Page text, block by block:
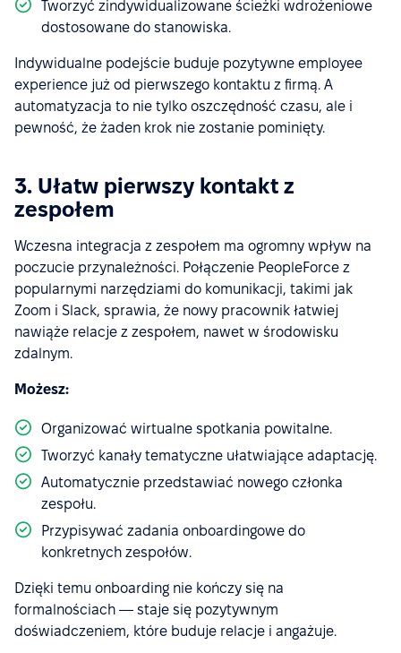
Tworzyć zindywidualizowane ścieżki wdrożeniowe
dostosowane do stanowiska.
Indywidualne podejście buduje pozytywne employee
experience już od pierwszego kontaktu z firmą. A
automatyzacja to nie tylko oszczędność czasu, ale i
pewność, że żaden krok nie zostanie pominięty.
3. Ułatw pierwszy kontakt z
zespołem
Wczesna integracja z zespołem ma ogromny wpływ na
poczucie przynależności. Połączenie PeopleForce z
popularnymi narzędziami do komunikacji, takimi jak
Zoom i Slack, sprawia, że nowy pracownik łatwiej
nawiąże relacje z zespołem, nawet w środowisku
zdalnym.
Możesz:
Organizować wirtualne spotkania powitalne.
Tworzyć kanały tematyczne ułatwiające adaptację.
Automatycznie przedstawiać nowego członka
zespołu.
Przypisywać zadania onboardingowe do
konkretnych zespołów.
Dzięki temu onboarding nie kończy się na
formalnościach — staje się pozytywnym
doświadczeniem, które buduje relacje i angażuje.